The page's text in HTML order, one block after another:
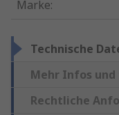
Marke:
Technische
Mehr Infos
Rechtliche